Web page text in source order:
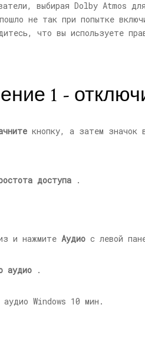
выбирая Dolby Atmos
не так при попытке
что вы используете
1 -
кнопку, а затем значок
доступа .
и нажмите Аудио с левой
аудио .